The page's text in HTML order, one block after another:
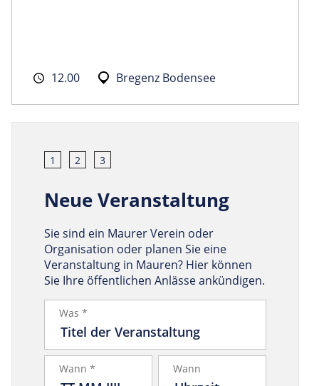
12.00 Bregenz Bodensee
1 2 3
Neue Veranstaltung
Sie sind ein Maurer Verein oder
Organisation oder planen Sie eine
Veranstaltung in Mauren? Hier können
Sie Ihre öffentlichen Anlässe ankündigen.
Was *
Wann * Wann